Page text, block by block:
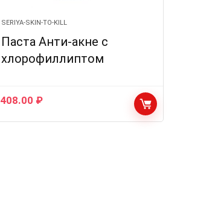
SERIYA-SKIN-TO-KILL
Паста Анти-акне с
хлорофиллиптом
408.00 ₽